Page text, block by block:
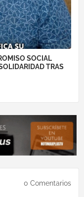
SOCIAL
TRAS
0 Comentarios